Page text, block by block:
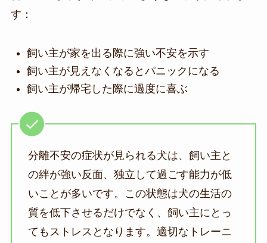
す：
飼い主が家を出る際に強い不安を示す
飼い主が見えなくなるとパニックになる
飼い主が帰宅した際に過度に喜ぶ
分離不安の症状が見られる犬は、飼い主と
の絆が強い反面、独立して過ごす能力が低
いことが多いです。この状態は犬の生活の
質を低下させるだけでなく、飼い主にとっ
てもストレスとなります。適切なトレーニ